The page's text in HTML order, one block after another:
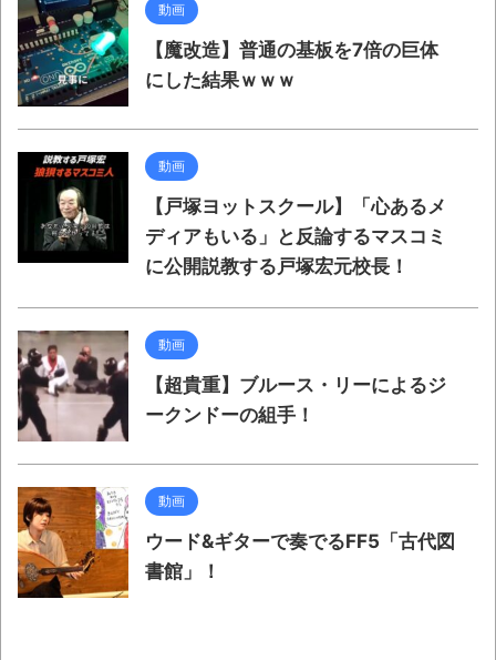
動画
【魔改造】普通の基板を7倍の巨体
にした結果ｗｗｗ
動画
【戸塚ヨットスクール】「心あるメ
ディアもいる」と反論するマスコミ
に公開説教する戸塚宏元校長！
動画
【超貴重】ブルース・リーによるジ
ークンドーの組手！
動画
ウード&ギターで奏でるFF5「古代図
書館」！